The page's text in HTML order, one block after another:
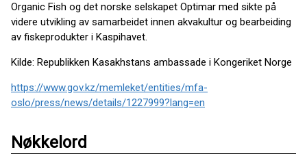
Organic Fish og det norske selskapet Optimar med sikte på
videre utvikling av samarbeidet innen akvakultur og bearbeiding
av fiskeprodukter i Kaspihavet.
Kilde: Republikken Kasakhstans ambassade i Kongeriket Norge
https://www.gov.kz/memleket/entities/mfa-
oslo/press/news/details/1227999?lang=en
Nøkkelord